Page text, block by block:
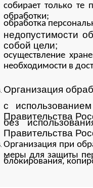
собирает только
обработки;
обработка
недопустимости
собой цели;
осуществление
необходимости в
Организация
с
Правительства
без
Правительства
Организация при
меры для защиты
блокирования,